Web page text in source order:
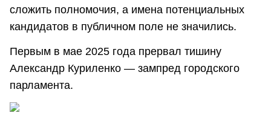
сложить полномочия, а имена потенциальных
кандидатов в публичном поле не значились.
Первым в мае 2025 года прервал тишину
Александр Куриленко — зампред городского
парламента.